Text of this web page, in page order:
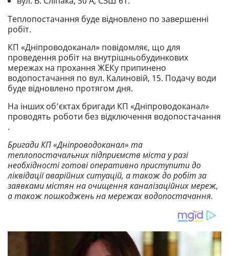
Теплопостачання буде відновлено по завершенні
робіт.
КП «Дніпроводоканал» повідомляє, що для
проведення робіт на внутрішньобудинкових
мережах на прохання ЖЕКу припинено
водопостачання по вул. Калиновій, 15. Подачу води
буде відновлено протягом дня.
На інших об’єктах бригади КП «Дніпроводоканал»
проводять роботи без відключення водопостачання
.
Бригади КП «Дніпроводоканал» та
теплопостачальних підприємств міста у разі
необхідності готові оперативно приступити до
ліквідації аварійних ситуацій, а також до робіт за
заявками містян на очищення каналізаційних мереж,
а також пошкоджень на мережах водопостачання.